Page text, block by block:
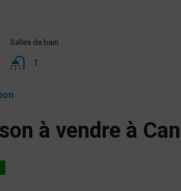
Salles de bain
1
à vendre à